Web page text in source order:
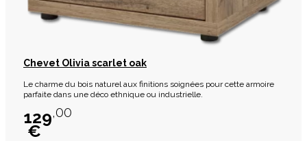
Chevet Olivia scarlet oak
Le charme du bois naturel aux finitions soignées pour cette armoire
parfaite dans une déco ethnique ou industrielle.
129,00
€